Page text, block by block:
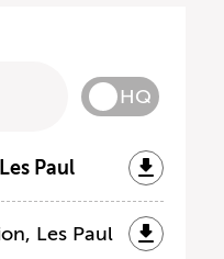
HQ
Paul
Les Paul